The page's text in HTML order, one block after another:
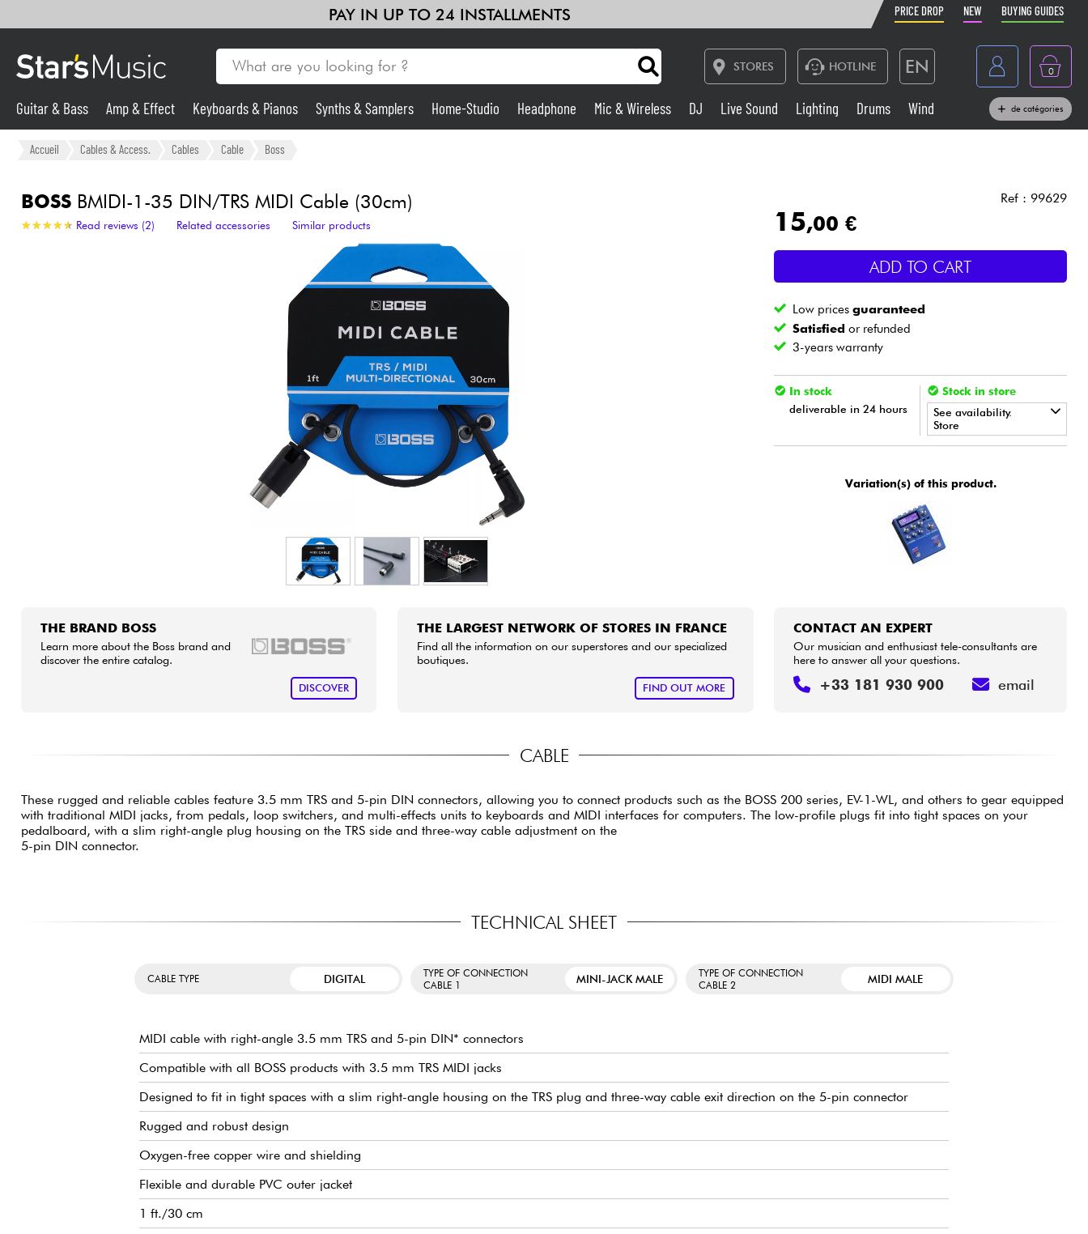
PAY IN UP TO 24 INSTALLMENTS PRICE DROP NEW BUYING GUIDES
STORES HOTLINE EN
France
Belgique
Deutschland
0
Guitar & Bass
Synths & Samplers
Mic & Wireless Live Sound
Drums Wind
Kids Cables & Access.
Bundle
See our brands
Guitar & Bass Amp & Effect Keyboards & Pianos Synths & Samplers Home-Studio Headphone Mic & Wireless DJ Live Sound Lighting Drums Wind de catégories
Accueil Cables & Access. Cables Cable Boss
BOSSBMIDI-1-35 DIN/TRS MIDI Cable (30cm)
★★★★★
★★★★★ Read reviews (2) Related accessories Similar products
Ref : 99629
15,00 €
ADD TO CART
Low pricesguaranteed
Satisfied or refunded
3-years warranty
In stock
deliverable in 24 hours
Stock in store
See availability.
Store
•
Variation(s) of this product.
THE BRAND BOSS
Learn more about the Boss brand and
discover the entire catalog.
DISCOVER
THE LARGEST NETWORK OF STORES IN FRANCE
Find all the information on our superstores and our specialized
boutiques.
FIND OUT MORE
CONTACT AN EXPERT
Our musician and enthusiast tele-consultants are
here to answer all your questions.
+33 181 930 900 email
CABLE
These rugged and reliable cables feature 3.5 mm TRS and 5-pin DIN connectors, allowing you to connect products such as the BOSS 200 series, EV-1-WL, and others to gear equipped
with traditional MIDI jacks, from pedals, loop switchers, and multi-effects units to keyboards and MIDI interfaces for computers. The low-profile plugs fit into tight spaces on your
pedalboard, with a slim right-angle plug housing on the TRS side and three-way cable adjustment on the
5-pin DIN connector.
TECHNICAL SHEET
CABLE TYPE DIGITAL
TYPE OF CONNECTION
CABLE 1
MINI-JACK MALE
TYPE OF CONNECTION
CABLE 2
MIDI MALE
MIDI cable with right-angle 3.5 mm TRS and 5-pin DIN* connectors
Compatible with all BOSS products with 3.5 mm TRS MIDI jacks
Designed to fit in tight spaces with a slim right-angle housing on the TRS plug and three-way cable exit direction on the 5-pin connector
Rugged and robust design
Oxygen-free copper wire and shielding
Flexible and durable PVC outer jacket
1 ft./30 cm